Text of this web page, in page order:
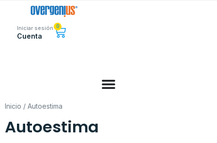
Iniciar sesión
Cuenta
0
Inicio / Autoestima
Autoestima